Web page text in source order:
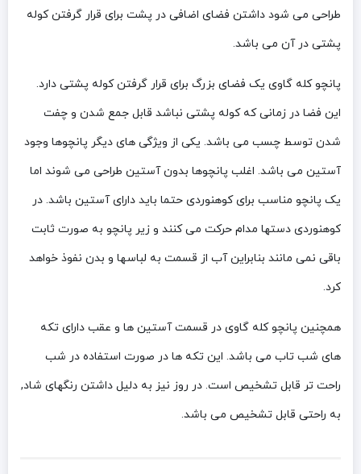
طراحی می شود داشتن فضای اضافی در پشت برای قرار گرفتن کوله
پشتی در آن می باشد.
پانچو کله گاوی یک فضای بزرگ برای قرار گرفتن کوله پشتی دارد.
این فضا در زمانی که کوله پشتی نباشد قابل جمع شدن و چفت
شدن توسط چسب می باشد. یکی از ویژگی های دیگر پانچوها وجود
آستین می باشد. اغلب پانچوها بدون آستین طراحی می شوند اما
یک پانچو مناسب برای کوهنوردی حتما باید دارای آستین باشد. در
کوهنوردی دستها مدام حرکت می کنند و زیر پانچو به صورت ثابت
باقی نمی مانند بنابراین آب از قسمت به لباسها و بدن نفوذ خواهد
کرد.
همچنین پانچو کله گاوی در قسمت آستین ها و عقب دارای تکه
های شب تاب می باشد. این تکه ها در صورت استفاده در شب
راحت تر قابل تشخیص است. در روز نیز به دلیل داشتن رنگهای شاد,
به راحتی قابل تشخیص می باشد.